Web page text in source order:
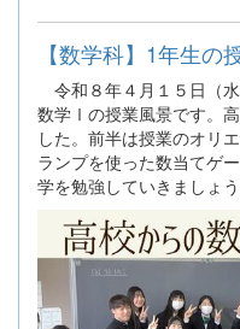
【数学科】1年生の
令和８年４月１５日（
数学Ⅰの授業風景です。
した。前半は授業のオリ
ランプを使った数当てゲ
学を勉強していきましょう